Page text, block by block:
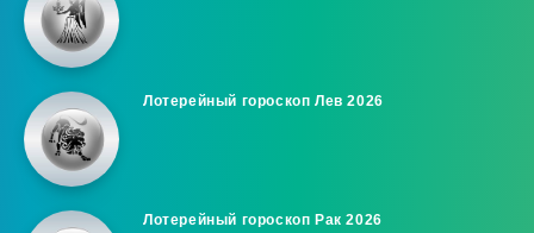
Лотерейный гороскоп Лев 2026
Лотерейный гороскоп Рак 2026